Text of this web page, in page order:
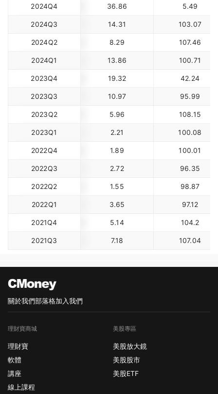
2024Q4 36.86 5.49
2024Q3 14.31 103.07
2024Q2 8.29 107.46
2024Q1 13.86 100.71
2023Q4 19.32 42.24
2023Q3 10.97 95.99
2023Q2 5.96 108.15
2023Q1 2.21 100.08
2022Q4 1.89 100.01
2022Q3 2.72 96.35
2022Q2 1.55 98.87
2022Q1 3.65 97.12
2021Q4 5.14 104.2
2021Q3 7.18 107.04
關於我們部落格加入我們
理財寶商城
理財寶
軟體
講座
線上課程
美股專區
美股放大鏡
美股股市
美股ETF